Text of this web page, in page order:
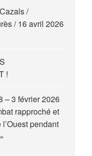
/
/ 16 avril 2026
!
– 3 février 2026
rapproché et
pendant